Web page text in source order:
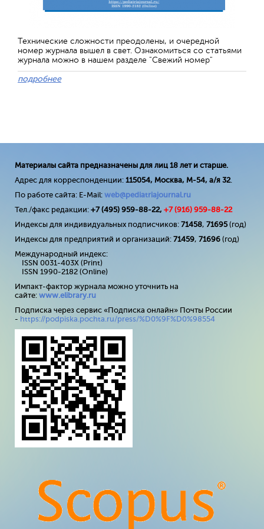
Технические сложности преодолены, и очередной
номер журнала вышел в свет. Ознакомиться со статьями
журнала можно в нашем разделе "Свежий номер"
подробнее
Материалы сайта предназначены для лиц 18 лет и старше.
Адрес для корреспонденции: 115054, Москва, М-54, а/я 32.
По работе сайта: E-Mail: web@pediatriajournal.ru
Тел./факс редакции: +7 (495) 959-88-22, +7 (916) 959-88-22
Индексы для индивидуальных подписчиков: 71458, 71695(год)
Индексы для предприятий и организаций: 71459, 71696 (год)
Международный индекс:
ISSN 0031-403X (Print)
ISSN 1990-2182 (Online)
Импакт-фактор журнала можно уточнить на
сайте: www.elibrary.ru
Подписка через сервис «Подписка онлайн» Почты России
- https://podpiska.pochta.ru/press/%D0%9F%D0%98554